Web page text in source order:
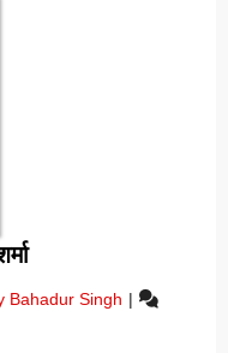
मन
स्थिरता-
Bahadur Singh मन